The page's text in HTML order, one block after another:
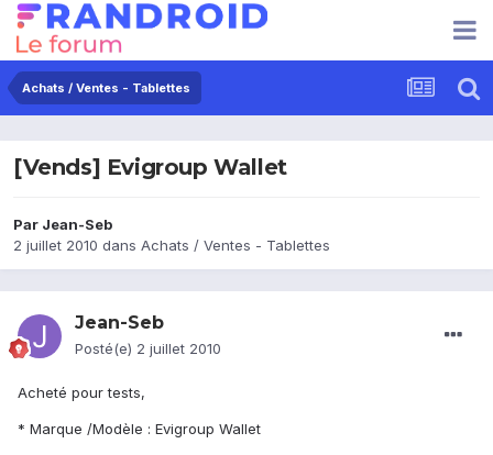
Achats / Ventes - Tablettes
[Vends] Evigroup Wallet
Par Jean-Seb
2 juillet 2010 dans Achats / Ventes - Tablettes
Jean-Seb
Posté(e) 2 juillet 2010
Acheté pour tests,
* Marque /Modèle : Evigroup Wallet